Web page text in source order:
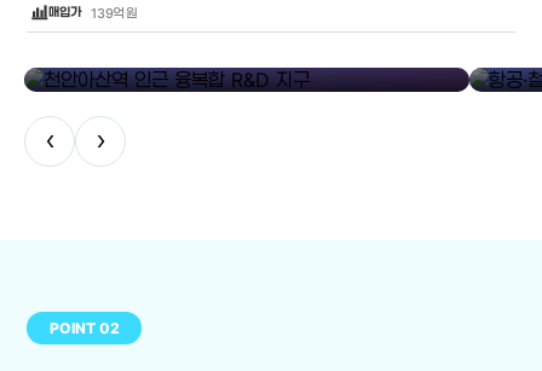
bar_chart_4_bars매입가 139억원
‹ ›
POINT 02